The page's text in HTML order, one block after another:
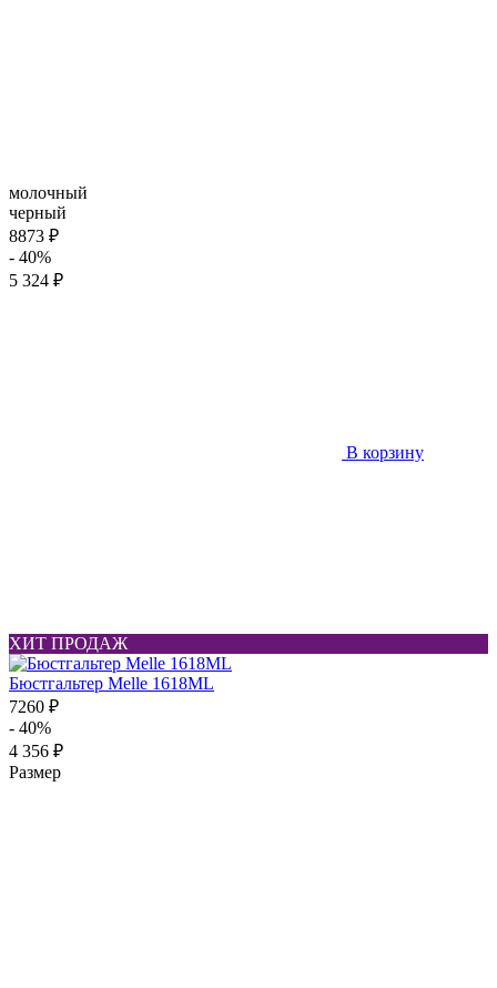
молочный
черный
8873 ₽
- 40%
5 324 ₽
В корзину
ХИТ ПРОДАЖ
Бюстгальтер Melle 1618ML
7260 ₽
- 40%
4 356 ₽
Размер